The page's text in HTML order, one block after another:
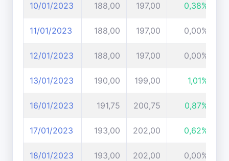
10/01/2023 188,00 197,00 0,38%
11/01/2023 188,00 197,00 0,00%
12/01/2023 188,00 197,00 0,00%
13/01/2023 190,00 199,00 1,01%
16/01/2023 191,75 200,75 0,87%
17/01/2023 193,00 202,00 0,62%
18/01/2023 193,00 202,00 0,00%